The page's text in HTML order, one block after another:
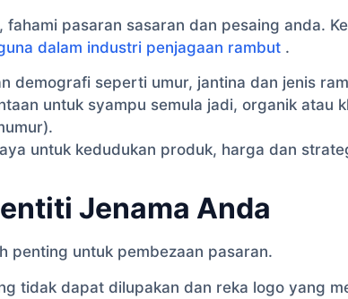
fahami pasaran sasaran dan pesaing anda.
dalam industri penjagaan rambut .
demografi seperti umur, jantina dan jenis
untuk syampu semula jadi, organik atau
untuk kedudukan produk, harga dan
Jenama Anda
penting untuk pembezaan pasaran.
tidak dapat dilupakan dan reka logo yang